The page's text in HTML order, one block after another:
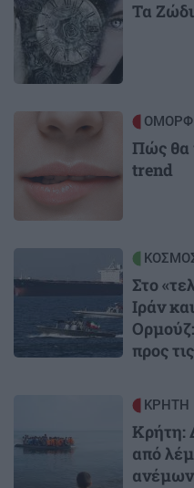
Τα
Image
Πώς θα
trend
Στο
Ιράν
προς
ΚΡΗΤΗ
Κρήτη:
από
ανέμων